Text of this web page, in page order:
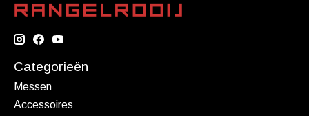
Categorieën
Messen
Accessoires